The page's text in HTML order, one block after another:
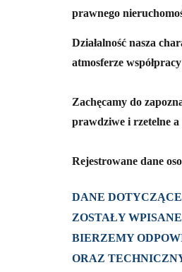
prawnego
Działalność nasza
atmosferze
Zachęcamy do
prawdziwe i rzetelne
Rejestrowane dane
DANE
ZOSTAŁY
BIERZEMY
ORAZ